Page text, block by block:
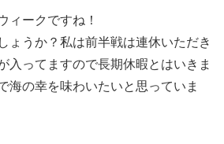
ィークですね！
ょうか？私は前半戦は連休いただき
入ってますので長期休暇とはいきま
海の幸を味わいたいと思っていま